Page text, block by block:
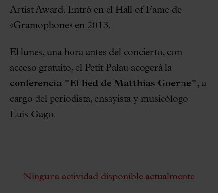
Artist Award. Entró en el Hall of Fame de
«Gramophone» en 2013.
El lunes, una hora antes del concierto, con
acceso gratuito, el Petit Palau acogerá la
conferencia "El lied de Matthias Goerne", a
cargo del periodista, ensayista y musicólogo
Luis Gago.
Ninguna actividad disponible actualmente